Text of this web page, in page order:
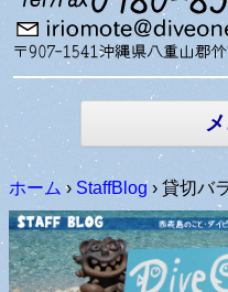
ホーム › StaffBlog › 貸切バ